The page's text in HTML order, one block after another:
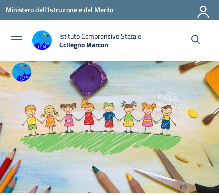
Vai ai contenuti
Vai al menu di navigazione
Vai al footer
Ministero dell'Istruzione e del Merito
Istituto Comprensivo Statale
Collegno Marconi